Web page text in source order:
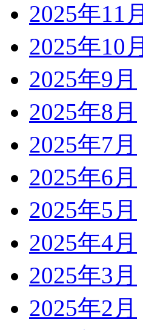
2025年11月
2025年10月
2025年9月
2025年8月
2025年7月
2025年6月
2025年5月
2025年4月
2025年3月
2025年2月